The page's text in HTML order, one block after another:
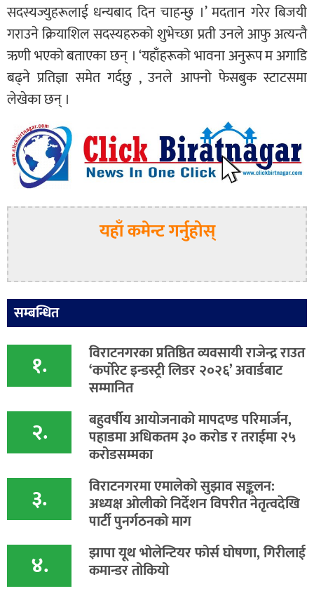
सदस्यज्युहरूलाई धन्यबाद दिन चाहन्छु ।’ मदतान गरेर बिजयी
गराउने क्रियाशिल सदस्यहरुको शुभेच्छा प्रती उनले आफु अत्यन्तै
ऋणी भएको बताएका छन् । ‘यहाँहरूको भावना अनुरूप म अगाडि
बढ्ने प्रतिज्ञा समेत गर्दछु , उनले आफ्नो फेसबुक स्टाटसमा
लेखेका छन् ।
यहाँ कमेन्ट गर्नुहोस्
सम्बन्धित
१. विराटनगरका प्रतिष्ठित व्यवसायी राजेन्द्र राउत
‘कर्पोरेट इन्डस्ट्री लिडर २०२६’ अवार्डबाट
सम्मानित
२. बहुवर्षीय आयोजनाको मापदण्ड परिमार्जन,
पहाडमा अधिकतम ३० करोड र तराईमा २५
करोडसम्मका
३. विराटनगरमा एमालेको सुझाव सङ्कलन:
अध्यक्ष ओलीको निर्देशन विपरीत नेतृत्वदेखि
पार्टी पुनर्गठनको माग
४. झापा यूथ भोलेन्टियर फोर्स घोषणा, गिरीलाई
कमान्डर तोकियो